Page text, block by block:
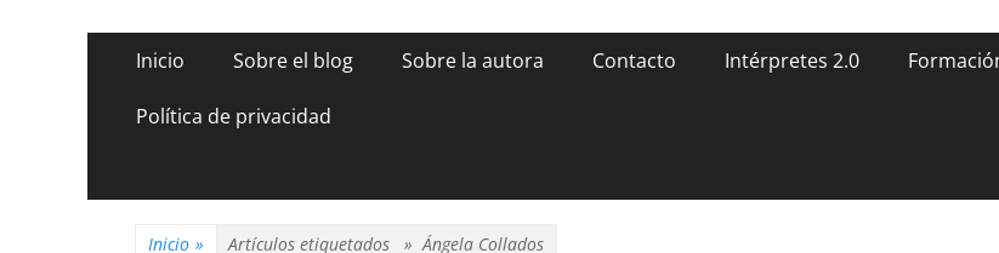
Menú
Saltar
contenido
Inicio Sobre el blog Sobre la autora Contacto Intérpretes 2.0
Política de privacidad
Inicio » Artículos etiquetados »Ángela Collados